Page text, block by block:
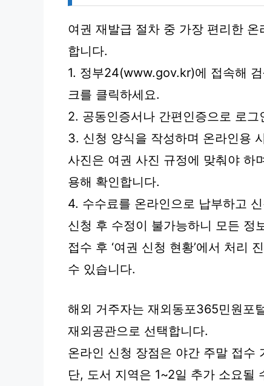
여권 재발급 절차 중 가장 편리한
합니다.
1. 정부24(www.gov.kr)에 접속해 검
크를 클릭하세요.
2. 공동인증서나 간편인증으로 로그
3. 신청 양식을 작성하며 온라인용
사진은 여권 사진 규정에 맞춰야 하
용해 확인합니다.
4. 수수료를 온라인으로 납부하고
신청 후 수정이 불가능하니 모든 정
접수 후 ‘여권 신청 현황’에서 처리
수 있습니다.
해외 거주자는 재외동포365민원포
재외공관으로 선택합니다.
온라인 신청 장점은 야간 주말 접수
단, 도서 지역은 1~2일 추가 소요될